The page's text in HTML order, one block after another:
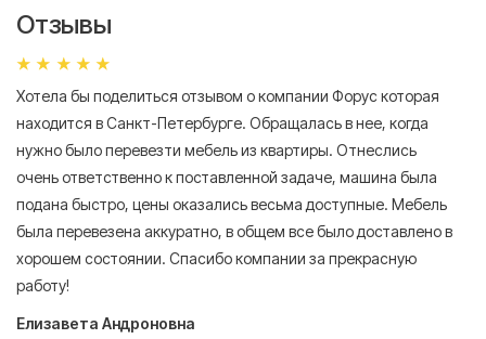
Отзывы
Хотела бы поделиться отзывом о компании Форус которая
находится в Санкт-Петербурге. Обращалась в нее, когда
нужно было перевезти мебель из квартиры. Отнеслись
очень ответственно к поставленной задаче, машина была
подана быстро, цены оказались весьма доступные. Мебель
была перевезена аккуратно, в общем все было доставлено в
хорошем состоянии. Спасибо компании за прекрасную
работу!
Елизавета Андроновна